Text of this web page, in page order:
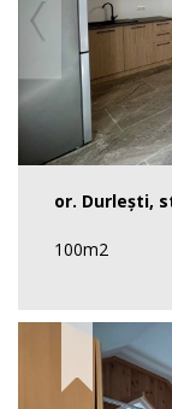
or. Durleşti,
100m2